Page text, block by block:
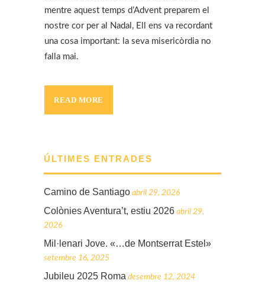
mentre aquest temps d’Advent preparem el
nostre cor per al Nadal, Ell ens va recordant
una cosa important: la seva misericòrdia no
falla mai.
READ MORE
ÚLTIMES ENTRADES
Camino de Santiago abril 29, 2026
Colònies Aventura’t, estiu 2026 abril 29,
2026
Mil·lenari Jove. «…de Montserrat Estel»
setembre 16, 2025
Jubileu 2025 Roma desembre 12, 2024